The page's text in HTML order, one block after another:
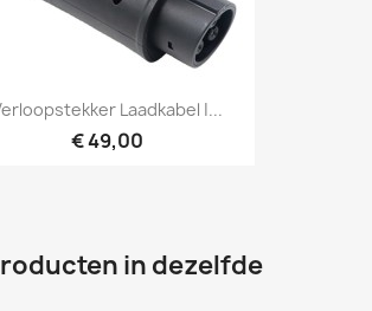
Laadkabel |...
€ 49,00
in dezelfde